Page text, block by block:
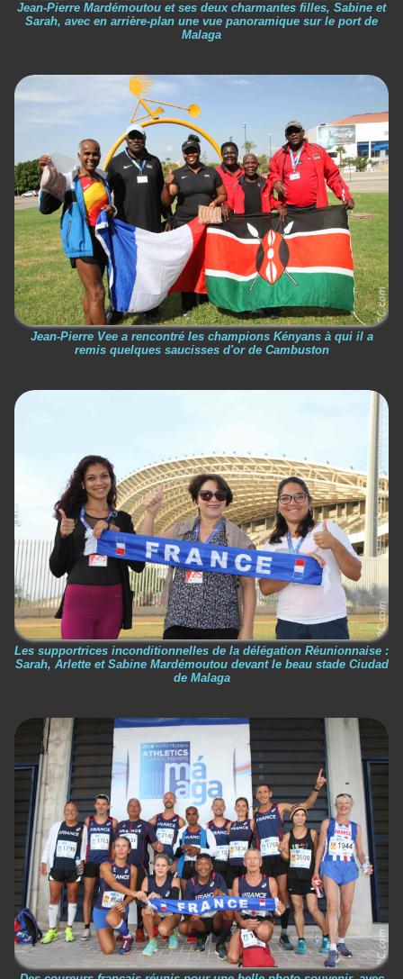
Jean-Pierre Mardémoutou et ses deux charmantes filles, Sabine et
Sarah, avec en arrière-plan une vue panoramique sur le port de
Malaga
Jean-Pierre Vee a rencontré les champions Kényans à qui il a
remis quelques saucisses d'or de Cambuston
Les supportrices inconditionnelles de la délégation Réunionnaise :
Sarah, Arlette et Sabine Mardémoutou devant le beau stade Ciudad
de Malaga